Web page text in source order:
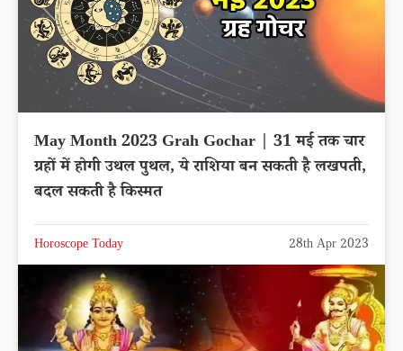
May Month 2023 Grah Gochar | 31 मई तक चार
ग्रहों में होगी उथल पुथल, ये राशिया बन सकती है लखपती,
बदल सकती है किस्मत
Horoscope Today 28th Apr 2023